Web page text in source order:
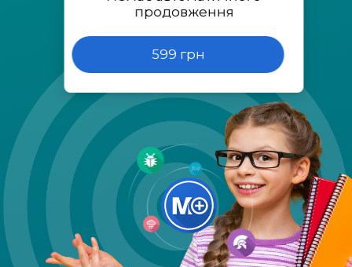
продовження
599 грн